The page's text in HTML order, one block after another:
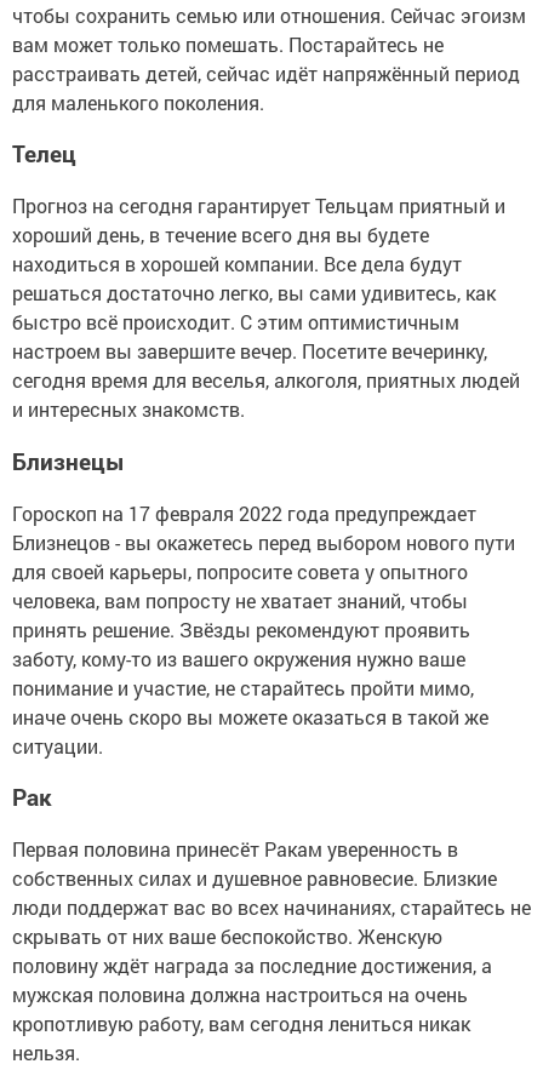
чтобы сохранить семью или отношения. Сейчас эгоизм
вам может только помешать. Постарайтесь не
расстраивать детей, сейчас идёт напряжённый период
для маленького поколения.
Телец
Прогноз на сегодня гарантирует Тельцам приятный и
хороший день, в течение всего дня вы будете
находиться в хорошей компании. Все дела будут
решаться достаточно легко, вы сами удивитесь, как
быстро всё происходит. С этим оптимистичным
настроем вы завершите вечер. Посетите вечеринку,
сегодня время для веселья, алкоголя, приятных людей
и интересных знакомств.
Близнецы
Гороскоп на 17 февраля 2022 года предупреждает
Близнецов - вы окажетесь перед выбором нового пути
для своей карьеры, попросите совета у опытного
человека, вам попросту не хватает знаний, чтобы
принять решение. Звёзды рекомендуют проявить
заботу, кому-то из вашего окружения нужно ваше
понимание и участие, не старайтесь пройти мимо,
иначе очень скоро вы можете оказаться в такой же
ситуации.
Рак
Первая половина принесёт Ракам уверенность в
собственных силах и душевное равновесие. Близкие
люди поддержат вас во всех начинаниях, старайтесь не
скрывать от них ваше беспокойство. Женскую
половину ждёт награда за последние достижения, а
мужская половина должна настроиться на очень
кропотливую работу, вам сегодня лениться никак
нельзя.